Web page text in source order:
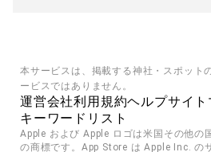
本サービスは、掲載する神社・スポット
ービスではありません。
運営会社利用規約ヘルプサイ
キーワードリスト
Apple および Apple ロゴは米国その他の
の商標です。App Store は Apple Inc. の